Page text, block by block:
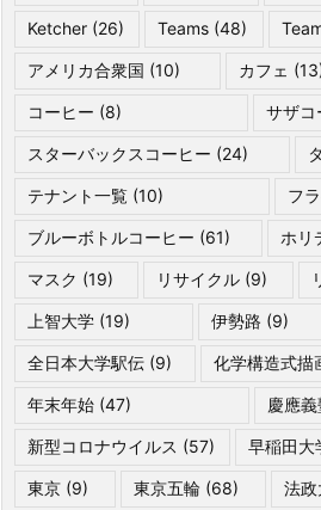
Ketcher (26) Teams (48)
アメリカ合衆国 (10) カフェ
コーヒー (8) サザコ
スターバックスコーヒー (24)
テナント一覧 (10) フ
ブルーボトルコーヒー (61) ホリ
マスク (19) リサイクル (9)
上智大学 (19) 伊勢路 (9)
全日本大学駅伝 (9) 化学構造式描
年末年始 (47) 慶應
新型コロナウイルス (57) 早稲田大
東京 (9) 東京五輪 (68) 法